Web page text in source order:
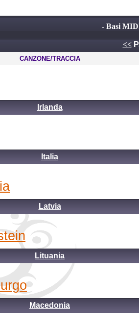
- Basi
<<
CANZONE/TRACCIA
Irlanda
Italia
Latvia
Lituania
Macedonia